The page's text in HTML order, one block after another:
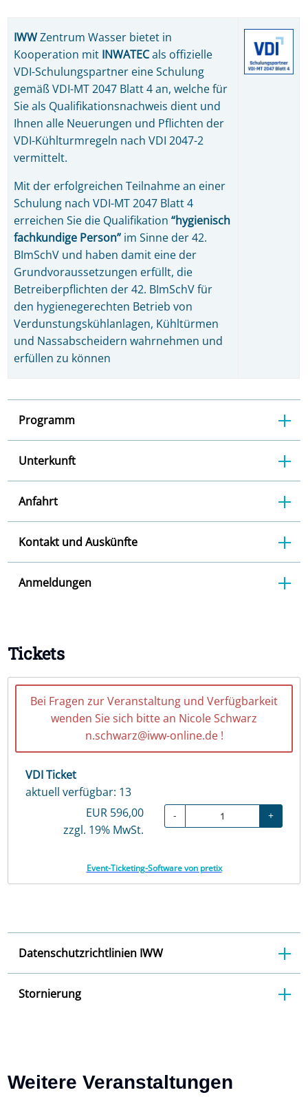
IWWZentrum Wasser bietet in
Kooperation mit INWATECals offizielle
VDI-Schulungspartner eine Schulung
gemäß VDI-MT 2047 Blatt 4 an, welche für
Sie als Qualifikationsnachweis dient und
Ihnen alle Neuerungen und Pflichten der
VDI-Kühlturmregeln nach VDI 2047-2
vermittelt.
Mit der erfolgreichen Teilnahme an einer
Schulung nach VDI-MT 2047 Blatt 4
erreichen Sie die Qualifikation“hygienisch
fachkundige Person” im Sinne der 42.
BImSchV und haben damit eine der
Grundvoraussetzungen erfüllt, die
Betreiberpflichten der 42. BImSchV für
den hygienegerechten Betrieb von
Verdunstungskühlanlagen, Kühltürmen
und Nassabscheidern wahrnehmen und
erfüllen zu können
Programm
Unterkunft
Anfahrt
Kontakt und Auskünfte
Anmeldungen
Tickets
Bei Fragen zur Veranstaltung und Verfügbarkeit
wenden Sie sich bitte an Nicole Schwarz
n.schwarz@iww-online.de !
VDI Ticket
aktuell verfügbar: 13
EUR 596,00
zzgl. 19% MwSt.
- +
Event-Ticketing-Software von pretix
Datenschutzrichtlinien IWW
Stornierung
Weitere Veranstaltungen